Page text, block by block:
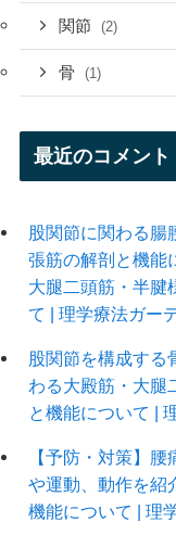
関節 (2)
骨 (1)
最近のコメント
股関節に関わる腸
張筋の解剖と機能
大腿二頭筋・半腱
て | 理学療法ガー
股関節を構成する
わる大殿筋・大腿
と機能について |
【予防・対策】
や運動、動作を紹
機能について | 理